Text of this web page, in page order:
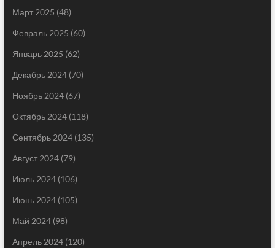
Март 2025 (48)
Февраль 2025 (60)
Январь 2025 (62)
Декабрь 2024(70)
Ноябрь 2024(67)
Октябрь 2024(118)
Сентябрь 2024(135)
Август 2024(79)
Июль 2024(106)
Июнь 2024(105)
Май 2024(98)
Апрель 2024(120)